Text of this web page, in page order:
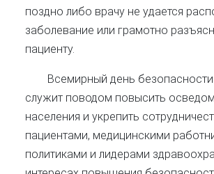
поздно либо врачу не удается
заболевание или грамотно
пациенту.
Всемирный день безопасности
служит поводом повысить
населения и укрепить
пациентами, медицинскими
политиками и лидерами